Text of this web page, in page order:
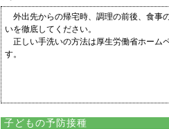
外出先からの帰宅時、調理の前後、食事
いを徹底してください。
正しい手洗いの方法は厚生労働省ホーム
す。
子どもの予防接種